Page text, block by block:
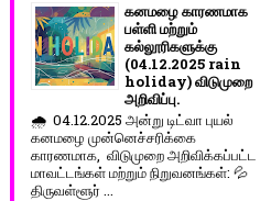
கனமழை காரணமாக
பள்ளி மற்றும்
கல்லூரிகளுக்கு
(04.12.2025 rain
holiday) விடுமுறை
அறிவிப்பு.
🌧️ 04.12.2025 அன்று டிட்வா புயல்
கனமழை முன்னெச்சரிக்கை
காரணமாக, விடுமுறை அறிவிக்கப்பட்ட
மாவட்டங்கள் மற்றும் நிறுவனங்கள்: 💦
திருவள்ளூர் ...